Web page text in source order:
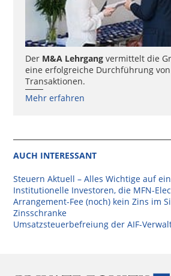
Der M&A Lehrgang vermittelt die
eine erfolgreiche Durchführung
Transaktionen.
Mehr erfahren
AUCH INTERESSANT
Steuern Aktuell – Alles Wichtige auf
Institutionelle Investoren, die MFN-
Arrangement-Fee (noch) kein Zins im
Zinsschranke
Umsatzsteuerbefreiung der AIF-